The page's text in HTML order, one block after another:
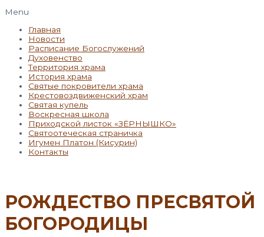
Menu
Главная
Новости
Расписание Богослужений
Духовенство
Территория храма
История храма
Святые покровители храма
Крестовоздвиженский храм
Святая купель
Воскресная школа
Приходской листок «ЗЁРНЫШКО»
Святоотеческая страничка
Игумен Платон (Кисурин)
Контакты
РОЖДЕСТВО ПРЕСВЯТОЙ
БОГОРОДИЦЫ